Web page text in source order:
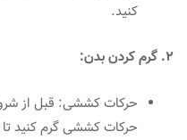
کنید.
2. گرم کردن بدن:
حرکات کششی: قبل از
حرکات کششی گرم کنید